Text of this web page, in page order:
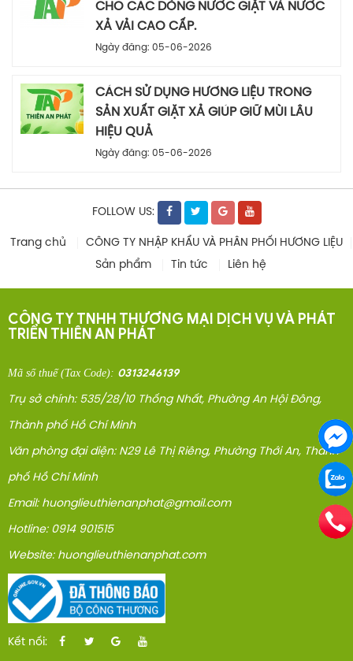
CHO CÁC DÒNG NƯỚC GIẶT VÀ NƯỚC
XẢ VẢI CAO CẤP.
Ngày đăng: 05-06-2026
CÁCH SỬ DỤNG HƯƠNG LIỆU TRONG
SẢN XUẤT GIẶT XẢ GIÚP GIỮ MÙI LÂU
HIỆU QUẢ
Ngày đăng: 05-06-2026
FOLLOW US:
Trang chủ
CÔNG TY NHẬP KHẨU VÀ PHÂN PHỐI HƯƠNG LIỆU
Sản phẩm
Tin tức Liên hệ
CÔNG TY TNHH THƯƠNG MẠI DỊCH VỤ VÀ PHÁT
TRIỂN THIÊN AN PHÁT
Mã số thuế(Tax Code): 0313246139
Trụ sở chính: 535/28/10 Thống Nhất, Phường An Hội Đông,
Thành phố Hồ Chí Minh
Văn phòng đại diện: N29 Lê Thị Riêng, Phường Thới An, Thành
phố Hồ Chí Minh
Email: huonglieuthienanphat@gmail.com
Hotline: 0914 901515
Website: huonglieuthienanphat.com
Kết nối: